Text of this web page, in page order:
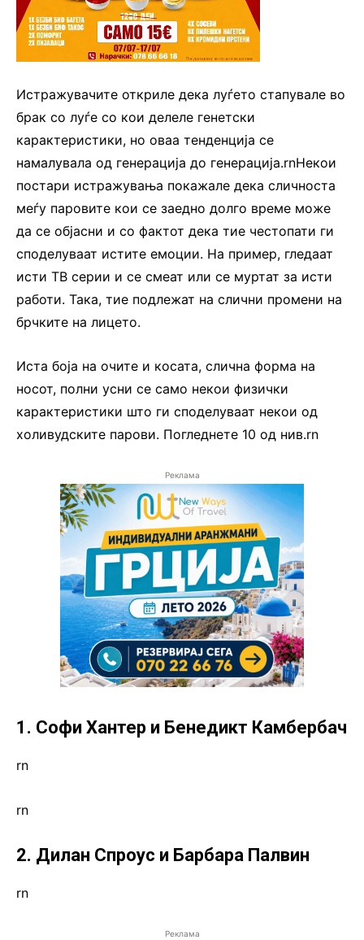
Истражувачите откриле дека луѓето стапувале во
брак со луѓе со кои делеле генетски
карактеристики, но оваа тенденција се
намалувала од генерација до генерација.rnНекои
постари истражувања покажале дека сличноста
меѓу паровите кои се заедно долго време може
да се објасни и со фактот дека тие честопати ги
споделуваат истите емоции. На пример, гледаат
исти ТВ серии и се смеат или се муртат за исти
работи. Така, тие подлежат на слични промени на
брчките на лицето.
Иста боја на очите и косата, слична форма на
носот, полни усни се само некои физички
карактеристики што ги споделуваат некои од
холивудските парови. Погледнете 10 од нив.rn
Реклама
1. Софи Хантер и Бенедикт Камбербач
rn
rn
2. Дилан Спроус и Барбара Палвин
rn
Реклама